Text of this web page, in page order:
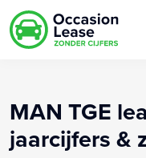
MAN TGE
jaarcijfers &